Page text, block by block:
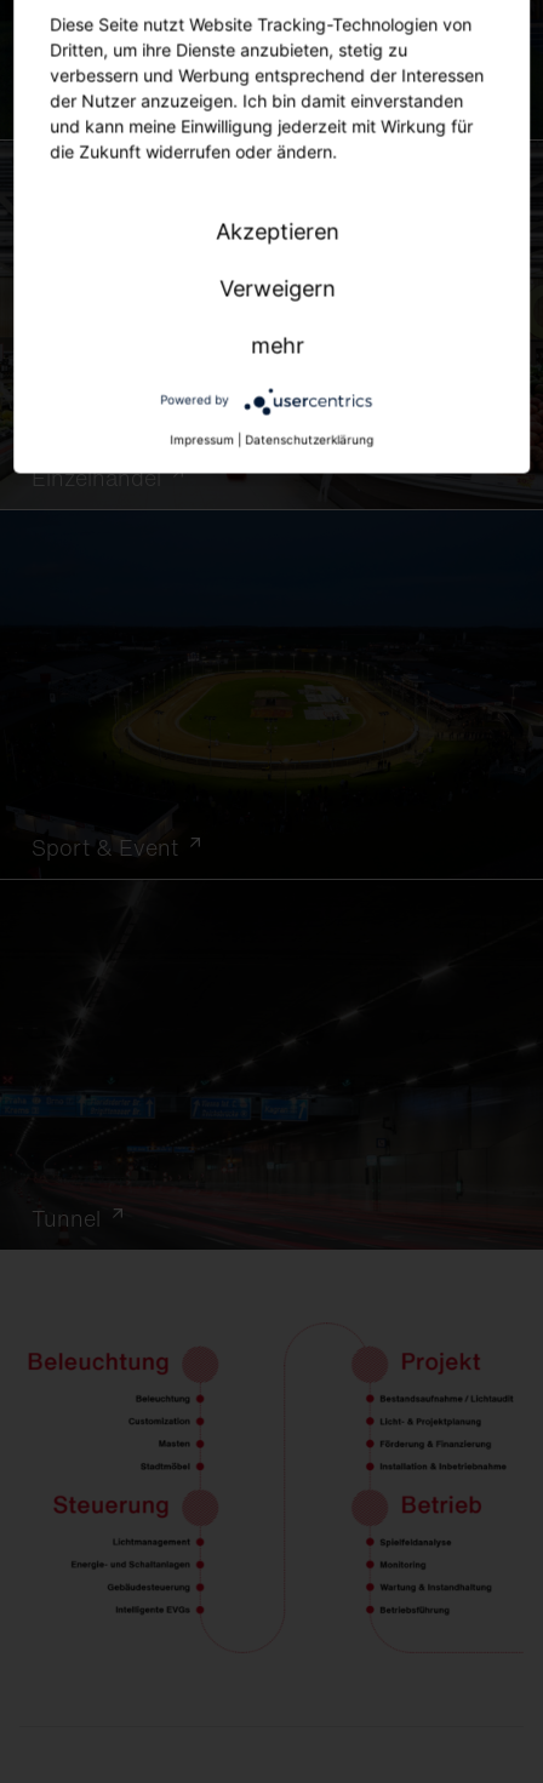
Stadt
Einzelhandel
Sport & Event
Tunnel
Diese Seite nutzt Website Tracking-Technologien von
Dritten, um ihre Dienste anzubieten, stetig zu
verbessern und Werbung entsprechend der Interessen
der Nutzer anzuzeigen. Ich bin damit einverstanden
und kann meine Einwilligung jederzeit mit Wirkung für
die Zukunft widerrufen oder ändern.
Akzeptieren
Verweigern
mehr
Powered by
Impressum | Datenschutzerklärung